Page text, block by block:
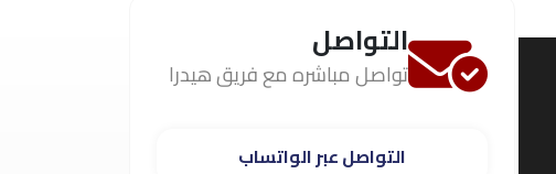
التواصل
تواصل مباشره مع فريق هيدرا
التواصل عبر الواتساب